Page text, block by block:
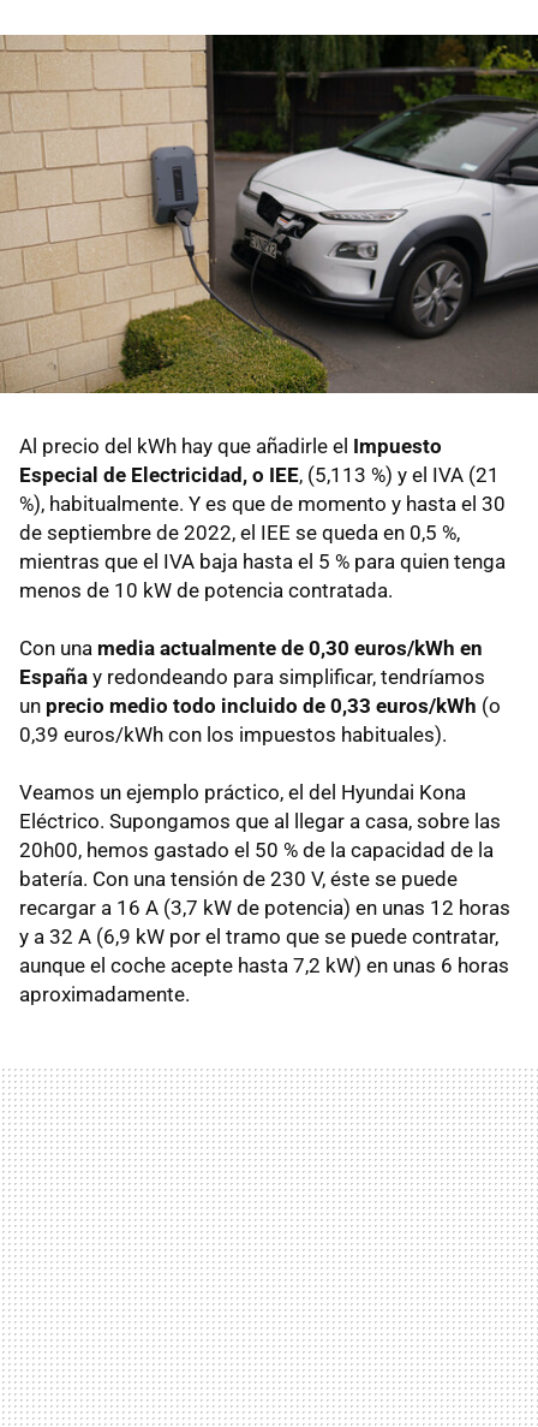
Al precio del kWh hay que añadirle el Impuesto
Especial de Electricidad, o IEE, (5,113 %) y el IVA (21
%), habitualmente. Y es que de momento y hasta el 30
de septiembre de 2022, el IEE se queda en 0,5 %,
mientras que el IVA baja hasta el 5 % para quien tenga
menos de 10 kW de potencia contratada.
Con una media actualmente de 0,30 euros/kWh en
España y redondeando para simplificar, tendríamos
un precio medio todo incluido de 0,33 euros/kWh (o
0,39 euros/kWh con los impuestos habituales).
Veamos un ejemplo práctico, el del Hyundai Kona
Eléctrico. Supongamos que al llegar a casa, sobre las
20h00, hemos gastado el 50 % de la capacidad de la
batería. Con una tensión de 230 V, éste se puede
recargar a 16 A (3,7 kW de potencia) en unas 12 horas
y a 32 A (6,9 kW por el tramo que se puede contratar,
aunque el coche acepte hasta 7,2 kW) en unas 6 horas
aproximadamente.